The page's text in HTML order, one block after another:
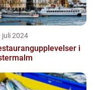
juli 2024
i